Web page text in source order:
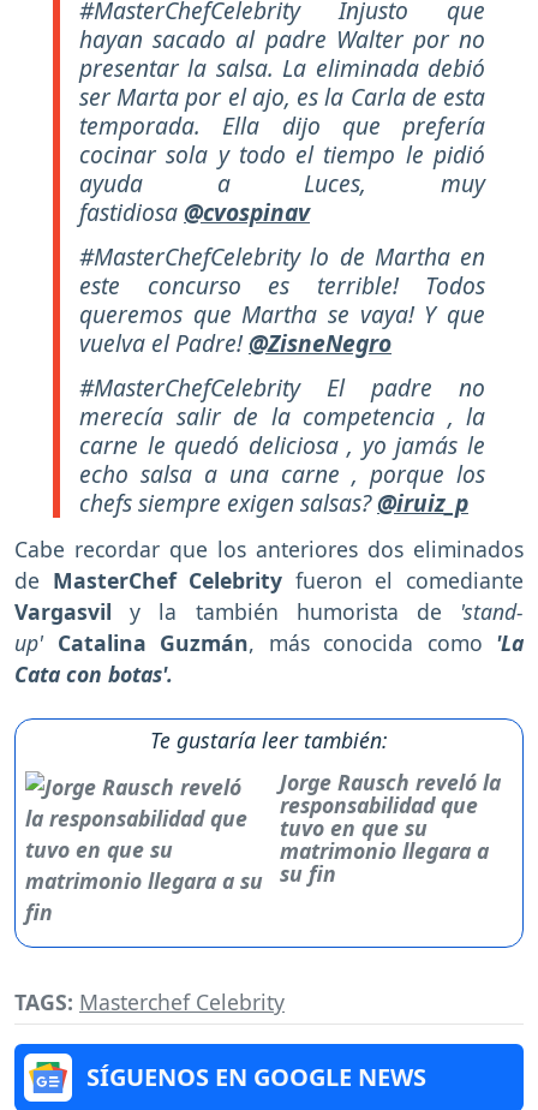
#MasterChefCelebrity Injusto que
hayan sacado al padre Walter por no
presentar la salsa. La eliminada debió
ser Marta por el ajo, es la Carla de esta
temporada. Ella dijo que prefería
cocinar sola y todo el tiempo le pidió
ayuda a Luces, muy
fastidiosa @cvospinav
#MasterChefCelebrity lo de Martha en
este concurso es terrible! Todos
queremos que Martha se vaya! Y que
vuelva el Padre!@ZisneNegro
#MasterChefCelebrity El padre no
merecía salir de la competencia , la
carne le quedó deliciosa , yo jamás le
echo salsa a una carne , porque los
chefs siempre exigen salsas?@iruiz_p
Cabe recordar que los anteriores dos eliminados
de MasterChef Celebrity fueron el comediante
Vargasvily la también humorista de 'stand-
up' Catalina Guzmán, más conocida como 'La
Cata con botas'.
Te gustaría leer también:
Jorge Rausch reveló la
responsabilidad que
tuvo en que su
matrimonio llegara a
su fin
TAGS: Masterchef Celebrity
SÍGUENOS EN GOOGLE NEWS